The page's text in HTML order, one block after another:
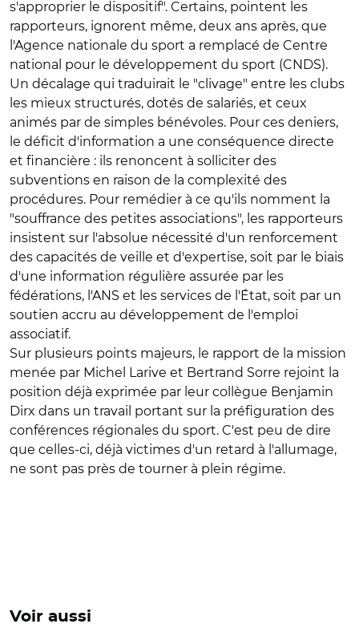
s'approprier le dispositif". Certains, pointent les
rapporteurs, ignorent même, deux ans après, que
l'Agence nationale du sport a remplacé de Centre
national pour le développement du sport (CNDS).
Un décalage qui traduirait le "clivage" entre les clubs
les mieux structurés, dotés de salariés, et ceux
animés par de simples bénévoles. Pour ces deniers,
le déficit d'information a une conséquence directe
et financière : ils renoncent à solliciter des
subventions en raison de la complexité des
procédures. Pour remédier à ce qu'ils nomment la
"souffrance des petites associations", les rapporteurs
insistent sur l'absolue nécessité d'un renforcement
des capacités de veille et d'expertise, soit par le biais
d'une information régulière assurée par les
fédérations, l'ANS et les services de l'État, soit par un
soutien accru au développement de l'emploi
associatif.
Sur plusieurs points majeurs, le rapport de la mission
menée par Michel Larive et Bertrand Sorre rejoint la
position déjà exprimée par leur collègue Benjamin
Dirx dans un travail portant sur la préfiguration des
conférences régionales du sport. C'est peu de dire
que celles-ci, déjà victimes d'un retard à l'allumage,
ne sont pas près de tourner à plein régime.
Voir aussi